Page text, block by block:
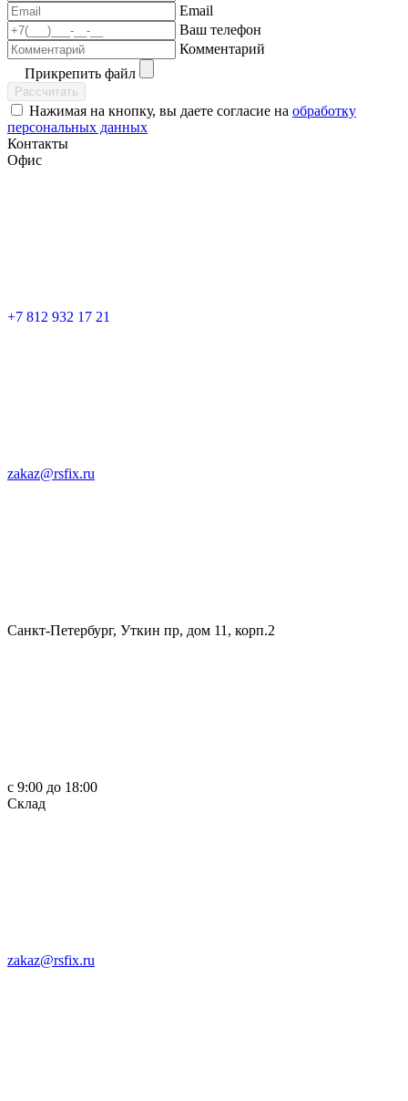
Email
Ваш телефон
Комментарий
Прикрепить файл
Рассчитать
Нажимая на кнопку, вы даете согласие на обработку
персональных данных
Контакты
Офис
+7 812 932 17 21
zakaz@rsfix.ru
Санкт-Петербург, Уткин пр, дом 11, корп.2
c 9:00 до 18:00
Склад
zakaz@rsfix.ru